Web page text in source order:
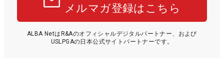
メルマガ登録はこちら
ALBA NetはR&Aのオフィシャルデジタルパートナー、および
USLPGAの日本公式サイトパートナーです。